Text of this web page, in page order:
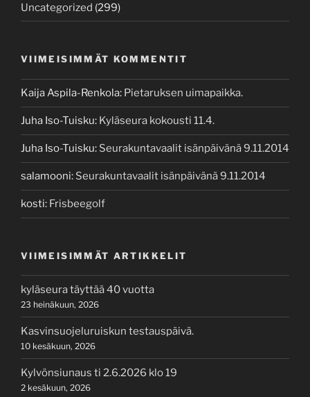
Uncategorized (299)
VIIMEISIMMÄT KOMMENTIT
Kaija Aspila-Renkola: Pietaruksen uimapaikka.
Juha Iso-Tuisku: Kyläseura kokousti 11.4.
Juha Iso-Tuisku: Seurakuntavaalit isänpäivänä 9.11.2014
salamooni: Seurakuntavaalit isänpäivänä 9.11.2014
kosti: Frisbeegolf
VIIMEISIMMÄT ARTIKKELIT
kyläseura täyttää 40 vuotta
23 heinäkuun, 2026
Kasvinsuojeluruiskun testauspäivä.
10 kesäkuun, 2026
Kylvönsiunaus ti 2.6.2026 klo 19
2 kesäkuun, 2026